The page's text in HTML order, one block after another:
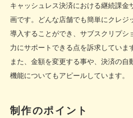
キャッシュレス決済における継続課金
画です。どんな店舗でも簡単にクレジ
導入することができ、サブスクリプシ
力にサポートできる点を訴求していま
また、金額を変更する事や、決済の自
機能についてもアピールしています。
制作のポイント